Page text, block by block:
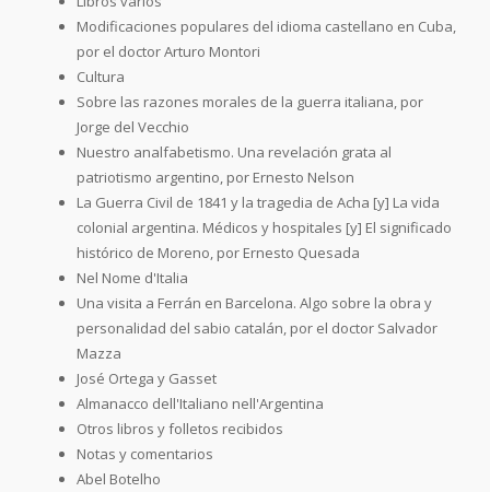
Modificaciones populares del idioma castellano en Cuba,
por el doctor Arturo Montori
Cultura
Sobre las razones morales de la guerra italiana, por
Jorge del Vecchio
Nuestro analfabetismo. Una revelación grata al
patriotismo argentino, por Ernesto Nelson
La Guerra Civil de 1841 y la tragedia de Acha [y] La vida
colonial argentina. Médicos y hospitales [y] El significado
histórico de Moreno, por Ernesto Quesada
Nel Nome d'Italia
Una visita a Ferrán en Barcelona. Algo sobre la obra y
personalidad del sabio catalán, por el doctor Salvador
Mazza
José Ortega y Gasset
Almanacco dell'Italiano nell'Argentina
Otros libros y folletos recibidos
Notas y comentarios
Abel Botelho